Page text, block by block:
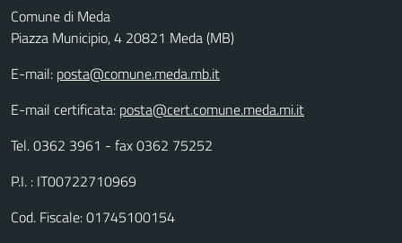
Comune di Meda
Piazza Municipio, 4 20821 Meda (MB)
E-mail: posta@comune.meda.mb.it
E-mail certificata: posta@cert.comune.meda.mi.it
Tel. 0362 3961 - fax 0362 75252
P.I. : IT00722710969
Cod. Fiscale: 01745100154